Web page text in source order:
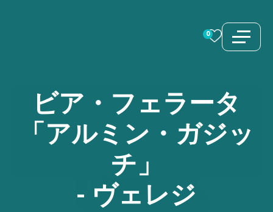
0
ビア・フェラータ
「アルミン・ガジッ
チ」
- ヴェレジ